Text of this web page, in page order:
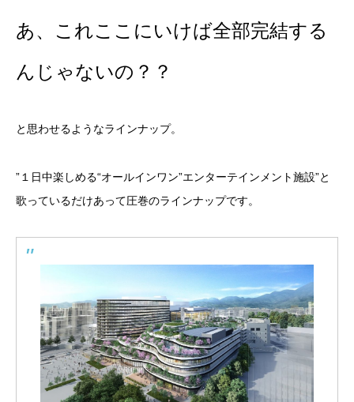
あ、これここにいけば全部完結する
んじゃないの？？
と思わせるようなラインナップ。
”１日中楽しめる“オールインワン”エンターテインメント施設”と
歌っているだけあって圧巻のラインナップです。